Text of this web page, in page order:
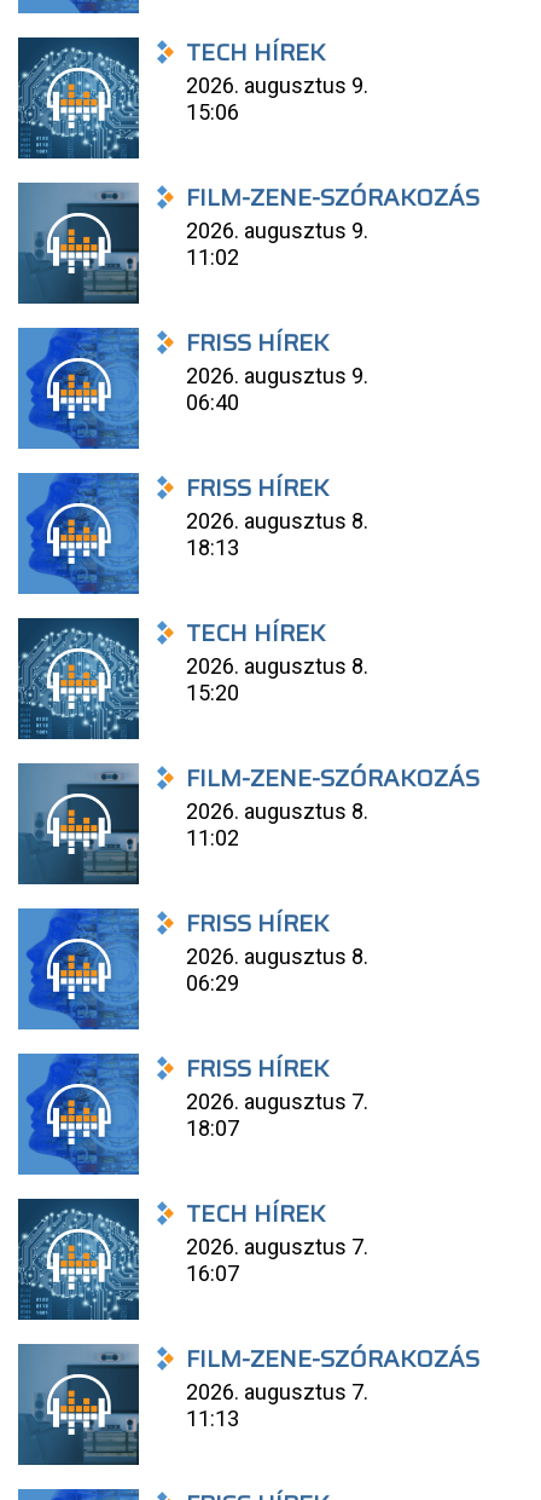
TECH HÍREK
2026. augusztus 9.
15:06
FILM-ZENE-SZÓRAKOZÁS
2026. augusztus 9.
11:02
FRISS HÍREK
2026. augusztus 9.
06:40
FRISS HÍREK
2026. augusztus 8.
18:13
TECH HÍREK
2026. augusztus 8.
15:20
FILM-ZENE-SZÓRAKOZÁS
2026. augusztus 8.
11:02
FRISS HÍREK
2026. augusztus 8.
06:29
FRISS HÍREK
2026. augusztus 7.
18:07
TECH HÍREK
2026. augusztus 7.
16:07
FILM-ZENE-SZÓRAKOZÁS
2026. augusztus 7.
11:13